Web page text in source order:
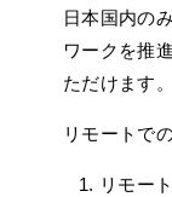
日本国内の
ワークを推
ただけます。
リモートで
リモー